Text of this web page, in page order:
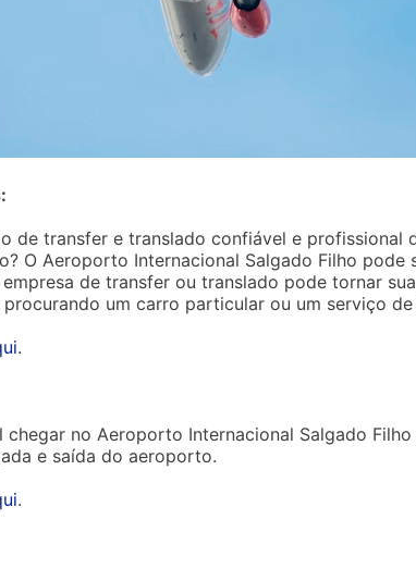
de transfer e translado confiável e profissional
O Aeroporto Internacional Salgado Filho
de transfer ou translado pode tornar
procurando um carro particular ou um serviço
.
chegar no Aeroporto Internacional Salgado
e saída do aeroporto.
.